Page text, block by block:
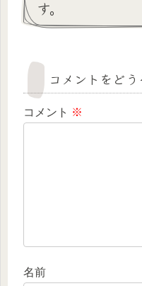
す。
コメントをどう
コメント ※
名前